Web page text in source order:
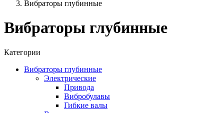
Вибраторы глубинные
Вибраторы глубинные
Категории
Вибраторы глубинные
Электрические
Привода
Вибробулавы
Гибкие валы